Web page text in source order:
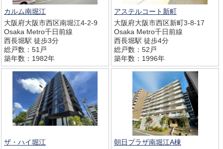
カルム南堀江
大阪府大阪市西区南堀江4-2-9
Osaka Metro千日前線
西長堀駅 徒歩3分
総戸数：51戸
築年数：1982年
アステルコート新町
大阪府大阪市西区新町3-8-17
Osaka Metro千日前線
西長堀駅 徒歩4分
総戸数：52戸
築年数：1996年
ザ・ハイ堀江
朝日プラザ南堀江A棟